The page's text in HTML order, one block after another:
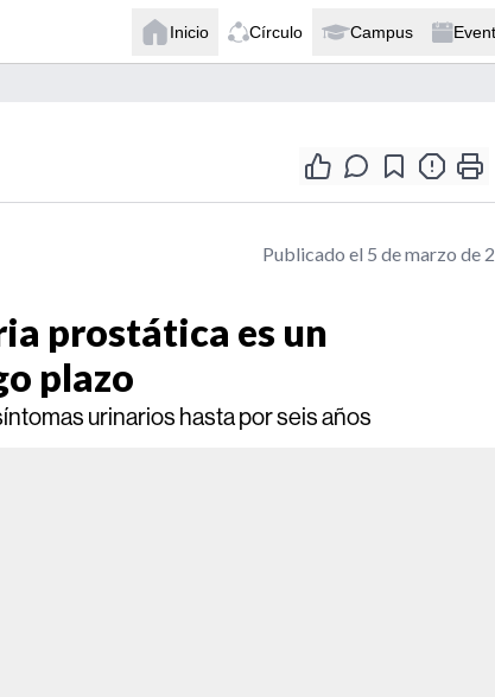
Inicio Círculo Campus
Publicado el 5 de marzo de
prostática es un
plazo
urinarios hasta por seis años